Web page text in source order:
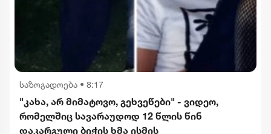
საზოგადოება • 8:17
"კახა, არ მიმატოვო, გეხვეწები" - ვიდეო,
რომელშიც სავარაუდოდ 12 წლის წინ
დაკარგული ბიჭის ხმა ისმის